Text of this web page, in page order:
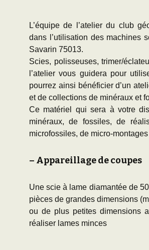
L’équipe de l’atelier du club
dans l’utilisation des machines
Savarin 75013.
Scies, polisseuses, trimer/
l’atelier vous guidera pour
pourrez ainsi bénéficier d’un
et de collections de minéraux et
Ce matériel qui sera à votre
minéraux, de fossiles, de
microfossiles, de micro-
– Appareillage de coupes
Une scie à lame diamantée de
pièces de grandes dimensions
ou de plus petites dimensions
réaliser lames minces